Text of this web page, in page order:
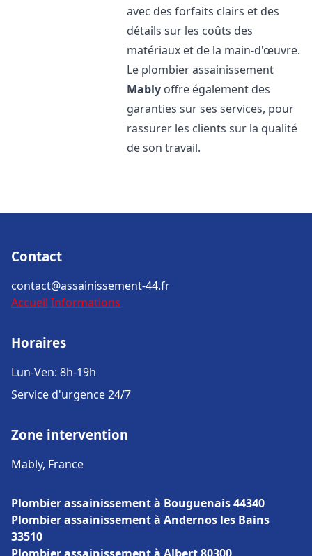
avec des forfaits clairs et des
détails sur les coûts des
matériaux et de la main-d'œuvre.
Le plombier assainissement
Mably offre également des
garanties sur ses services, pour
rassurer les clients sur la qualité
de son travail.
Contact
contact@assainissement-44.fr
Accueil Informations
Horaires
Lun-Ven: 8h-19h
Service d'urgence 24/7
Zone intervention
Mably, France
Plombier assainissement à Bouguenais 44340
Plombier assainissement à Andernos les Bains
33510